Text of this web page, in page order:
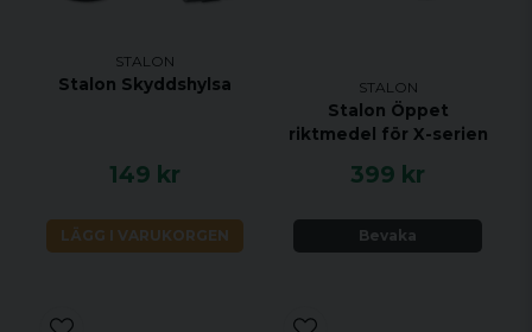
STALON
Stalon Skyddshylsa
149 kr
LÄGG I VARUKORGEN
STALON
Stalon Öppet
riktmedel för X-serien
399 kr
Bevaka